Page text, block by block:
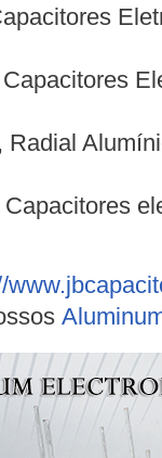
Capacitores